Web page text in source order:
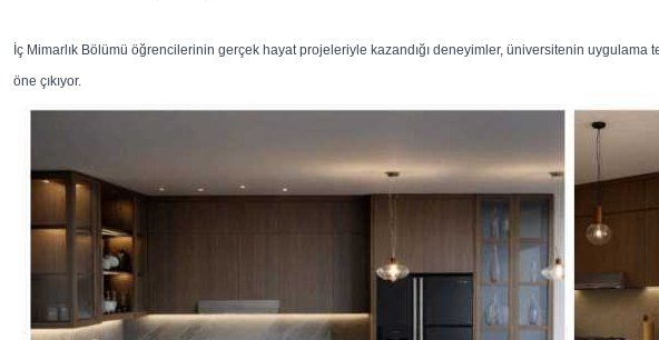
İç Mimarlık Bölümü öğrencilerinin gerçek hayat projeleriyle kazandığı deneyimler, üniversitenin uygulama
öne çıkıyor.